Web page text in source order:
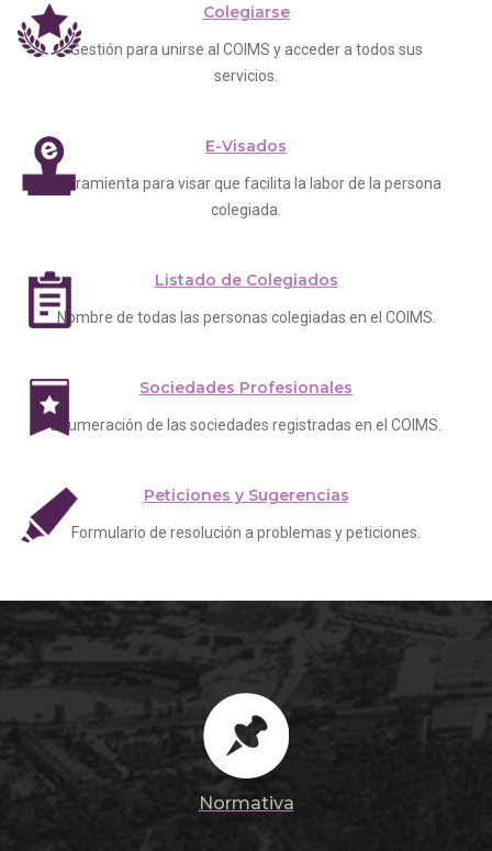
Colegiarse
Gestión para unirse al COIMS y acceder a todos sus
servicios.
E-Visados
Herramienta para visar que facilita la labor de la persona
colegiada.
Listado de Colegiados
Nombre de todas las personas colegiadas en el COIMS.
Sociedades Profesionales
Enumeración de las sociedades registradas en el COIMS.
Peticiones y Sugerencias
Formulario de resolución a problemas y peticiones.
Normativa